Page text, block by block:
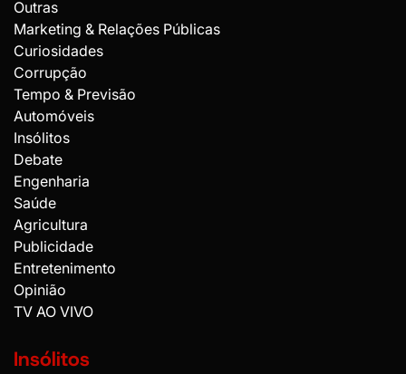
Outras
Marketing & Relações Públicas
Curiosidades
Corrupção
Tempo & Previsão
Automóveis
Insólitos
Debate
Engenharia
Saúde
Agricultura
Publicidade
Entretenimento
Opinião
TV AO VIVO
Insólitos